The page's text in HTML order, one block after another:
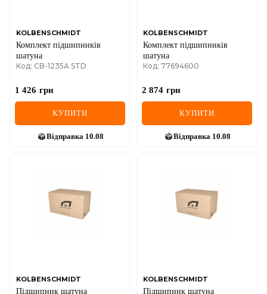
KOLBENSCHMIDT
Комплект підшипників
шатуна
Код: CB-1235A STD
1 426 грн
КУПИТИ
Відправка 10.08
KOLBENSCHMIDT
Комплект підшипників
шатуна
Код: 77694600
2 874 грн
КУПИТИ
Відправка 10.08
KOLBENSCHMIDT
Підшипник шатуна
KOLBENSCHMIDT
Підшипник шатуна